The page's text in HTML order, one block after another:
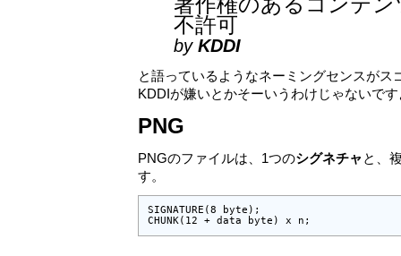
不許可
by KDDI
と語っているようなネーミングセンスがス
KDDIが嫌いとかそーいうわけじゃないで
PNG
PNGのファイルは、1つのシグネチャ と、
す。
SIGNATURE(8 byte);
CHUNK(12 + data byte) x n;